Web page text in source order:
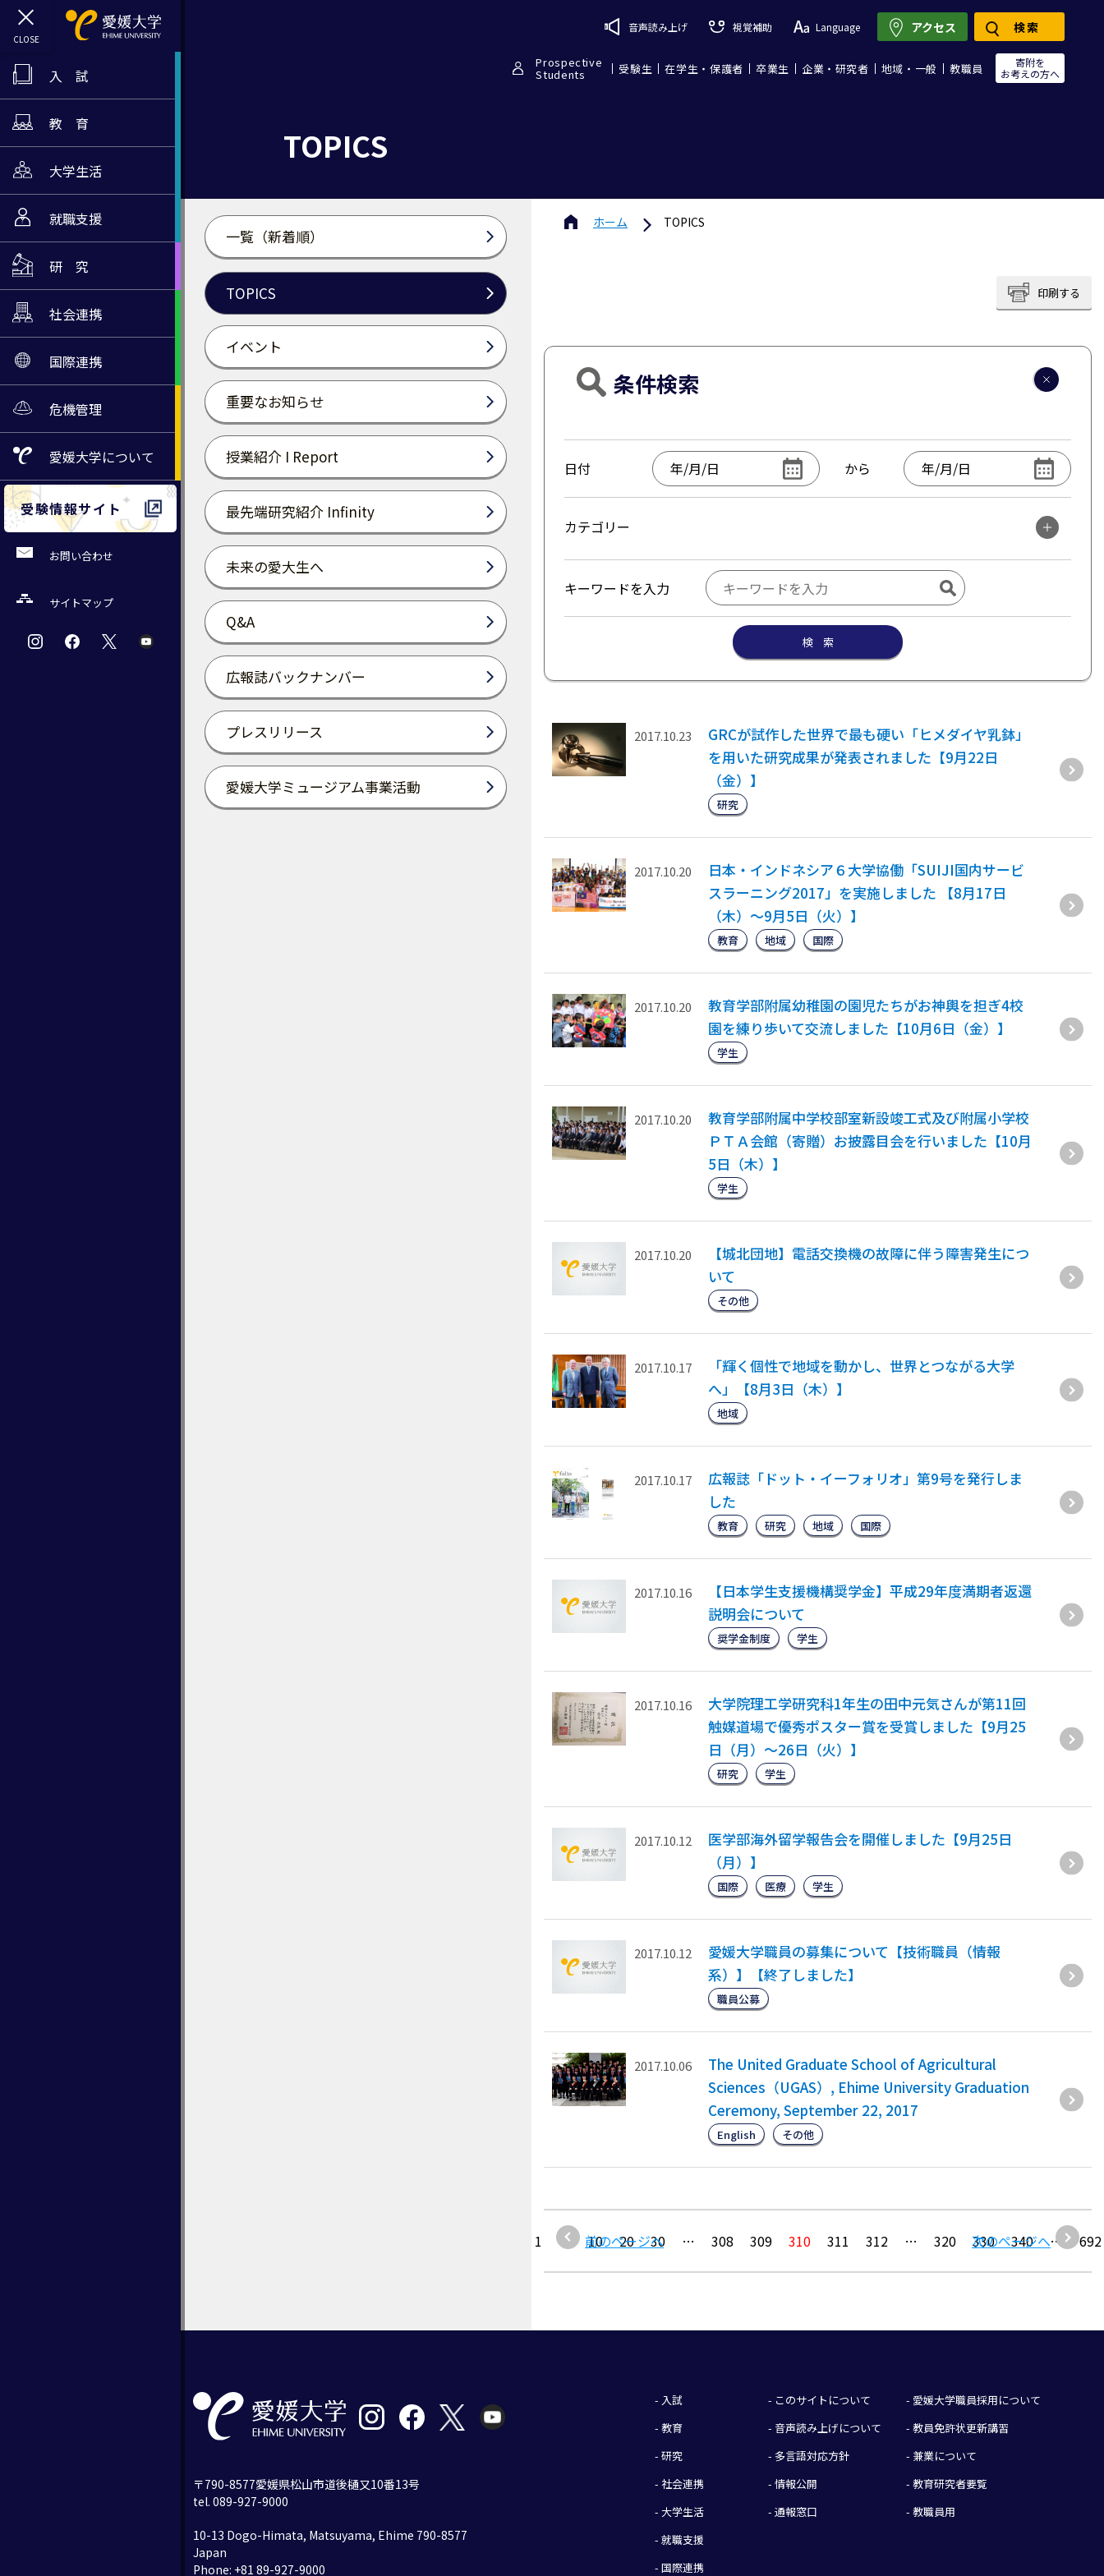
入 試
教 育
大学生活
就職支援
研 究
社会連携
国際連携
危機管理
愛媛大学について
受験情報サイト
お問い合わせ
サイトマップ
音声読み上げ 視覚補助 Language
Prospective
Students 受験生 在学生・保護者 卒業生 企業・研究者 地域・一般 教職員
寄附を
お考えの方へ
アクセス 検索
TOPICS
一覧（新着順）
TOPICS
イベント
重要なお知らせ
授業紹介 I Report
最先端研究紹介 Infinity
未来の愛大生へ
Q&A
広報誌バックナンバー
プレスリリース
愛媛大学ミュージアム事業活動
ホーム TOPICS
印刷する
条件検索
日付 から
カテゴリー
キーワードを入力
検 索
2017.10.23
GRCが試作した世界で最も硬い「ヒメダイヤ乳鉢」
を用いた研究成果が発表されました【9月22日
（金）】
研究
2017.10.20
日本・インドネシア６大学協働「SUIJI国内サービ
スラーニング2017」を実施しました 【8月17日
（木）～9月5日（火）】
教育 地域 国際
2017.10.20
教育学部附属幼稚園の園児たちがお神輿を担ぎ4校
園を練り歩いて交流しました【10月6日（金）】
学生
2017.10.20
教育学部附属中学校部室新設竣工式及び附属小学校
ＰＴＡ会館（寄贈）お披露目会を行いました【10月
5日（木）】
学生
2017.10.20
【城北団地】電話交換機の故障に伴う障害発生につ
いて
その他
2017.10.17
「輝く個性で地域を動かし、世界とつながる大学
へ」【8月3日（木）】
地域
2017.10.17
広報誌「ドット・イーフォリオ」第9号を発行しま
した
教育 研究 地域 国際
2017.10.16
【日本学生支援機構奨学金】平成29年度満期者返還
説明会について
奨学金制度 学生
2017.10.16
大学院理工学研究科1年生の田中元気さんが第11回
触媒道場で優秀ポスター賞を受賞しました【9月25
日（月）～26日（火）】
研究 学生
2017.10.12
医学部海外留学報告会を開催しました【9月25日
（月）】
国際 医療 学生
2017.10.12
愛媛大学職員の募集について【技術職員（情報
系）】【終了しました】
職員公募
2017.10.06
The United Graduate School of Agricultural
Sciences（UGAS）, Ehime University Graduation
Ceremony, September 22, 2017
English その他
1 前のページへ
… 10 20 30 … 308 309 310 311 312 … 320 330 340 …
次のページへ 692
- 入試
- 教育
- 研究
- 社会連携
- 大学生活
- 就職支援
- 国際連携
- このサイトについて
- 音声読み上げについて
- 多言語対応方針
- 情報公開
- 通報窓口
- 愛媛大学職員採用について
- 教員免許状更新講習
- 兼業について
- 教育研究者要覧
- 教職員用
〒790-8577愛媛県松山市道後樋又10番13号
tel. 089-927-9000
10-13 Dogo-Himata, Matsuyama, Ehime 790-8577
Japan
Phone: +81 89-927-9000